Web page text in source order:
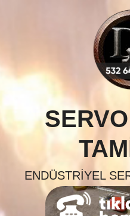
ENDÜSTRIYEL